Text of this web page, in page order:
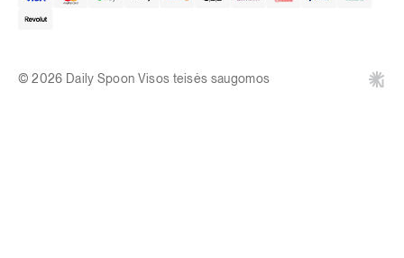
© 2026 Daily Spoon Visos teisės saugomos